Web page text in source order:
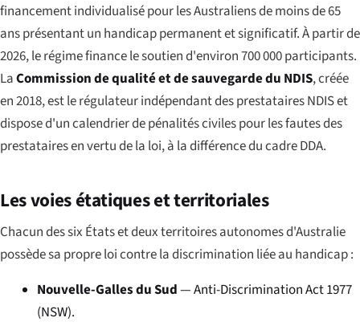
financement individualisé pour les Australiens de moins de 65
ans présentant un handicap permanent et significatif. À partir de
2026, le régime finance le soutien d'environ 700 000 participants.
LaCommission de qualité et de sauvegarde du NDIS, créée
en 2018, est le régulateur indépendant des prestataires NDIS et
dispose d'un calendrier de pénalités civiles pour les fautes des
prestataires en vertu de la loi, à la différence du cadre DDA.
Les voies étatiques et territoriales
Chacun des six États et deux territoires autonomes d'Australie
possède sa propre loi contre la discrimination liée au handicap :
Nouvelle-Galles du Sud— Anti-Discrimination Act 1977
(NSW).